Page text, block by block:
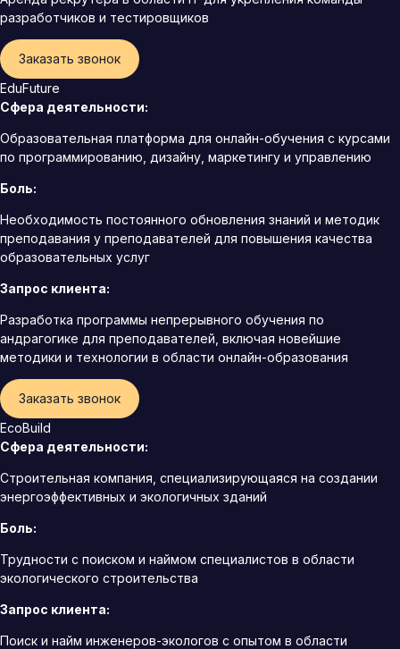
разработчиков и тестировщиков
Заказать звонок
EduFuture
Сфера деятельности:
Образовательная платформа для онлайн-обучения с курсами
по программированию, дизайну, маркетингу и управлению
Боль:
Необходимость постоянного обновления знаний и методик
преподавания у преподавателей для повышения качества
образовательных услуг
Запрос клиента:
Разработка программы непрерывного обучения по
андрагогике для преподавателей, включая новейшие
методики и технологии в области онлайн-образования
Заказать звонок
EcoBuild
Сфера деятельности:
Строительная компания, специализирующаяся на создании
энергоэффективных и экологичных зданий
Боль:
Трудности с поиском и наймом специалистов в области
экологического строительства
Запрос клиента:
Поиск и найм инженеров-экологов с опытом в области